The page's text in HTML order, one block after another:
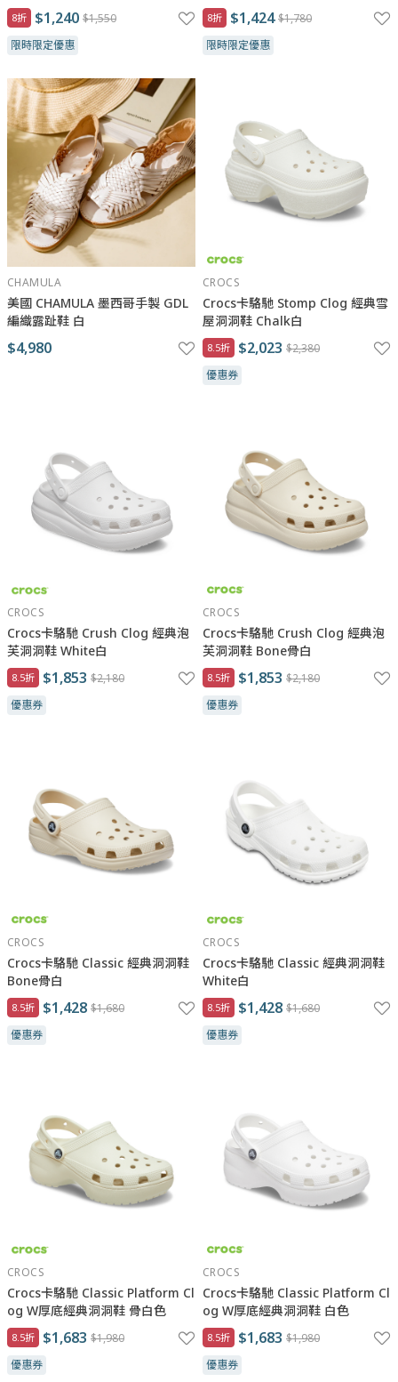
8折 $1,240 $1,550
限時限定優惠
8折 $1,424 $1,780
限時限定優惠
CHAMULA
美國 CHAMULA 墨西哥手製 GDL
編織露趾鞋 白
$4,980
CROCS
Crocs卡駱馳 Stomp Clog 經典雪
屋洞洞鞋 Chalk白
8.5折 $2,023 $2,380
優惠券
CROCS
Crocs卡駱馳 Crush Clog 經典泡
芙洞洞鞋 White白
8.5折 $1,853 $2,180
優惠券
CROCS
Crocs卡駱馳 Crush Clog 經典泡
芙洞洞鞋 Bone骨白
8.5折 $1,853 $2,180
優惠券
CROCS
Crocs卡駱馳 Classic 經典洞洞鞋
Bone骨白
8.5折 $1,428 $1,680
優惠券
CROCS
Crocs卡駱馳 Classic 經典洞洞鞋
White白
8.5折 $1,428 $1,680
優惠券
CROCS
Crocs卡駱馳 Classic Platform Cl
og W厚底經典洞洞鞋 骨白色
8.5折 $1,683 $1,980
優惠券
CROCS
Crocs卡駱馳 Classic Platform Cl
og W厚底經典洞洞鞋 白色
8.5折 $1,683 $1,980
優惠券